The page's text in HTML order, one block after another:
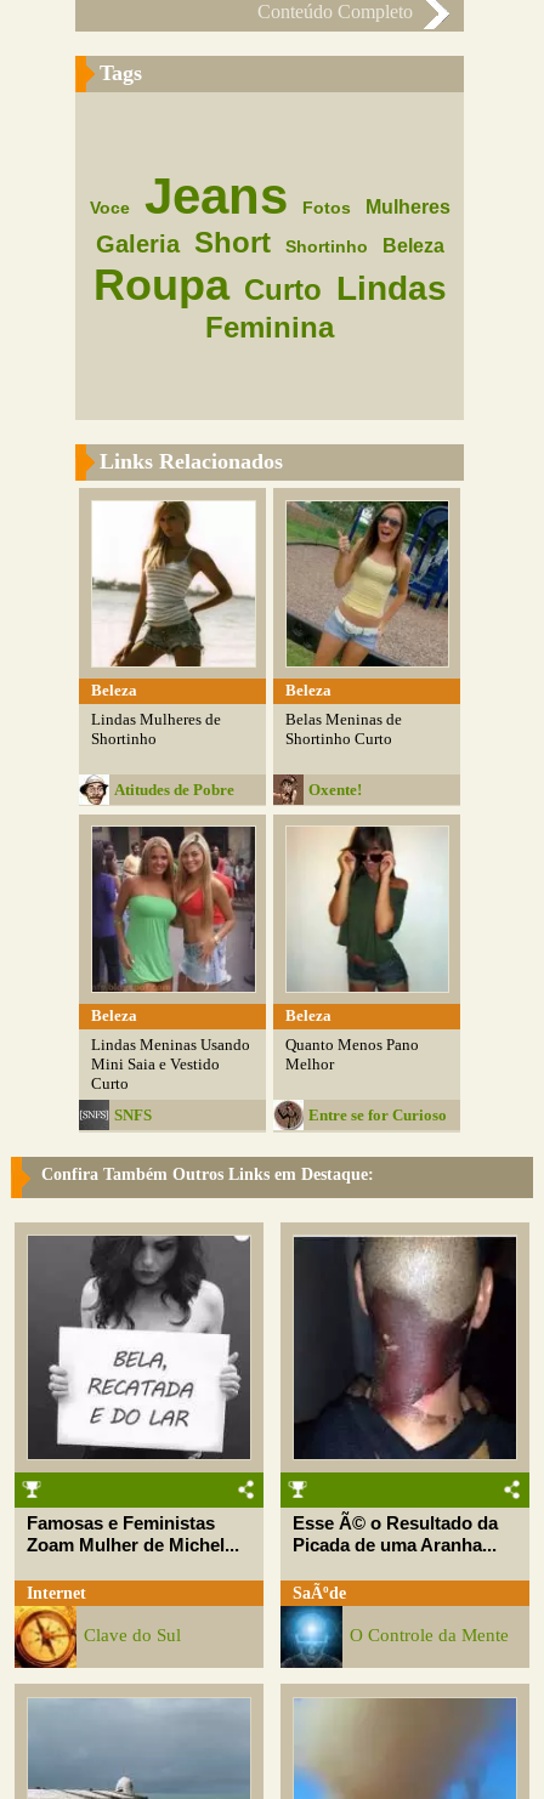
Conteúdo Completo
Tags
Voce Jeans Fotos Mulheres
Galeria Short Shortinho Beleza
Roupa Curto Lindas
Feminina
Links Relacionados
Beleza
Lindas Mulheres de
Shortinho
Atitudes de Pobre
Beleza
Belas Meninas de
Shortinho Curto
Oxente!
Beleza
Lindas Meninas Usando
Mini Saia e Vestido
Curto
SNFS
Beleza
Quanto Menos Pano
Melhor
Entre se for Curioso
Confira Também Outros Links em Destaque:
Famosas e Feministas
Zoam Mulher de Michel...
Internet
Clave do Sul
Esse Ã© o Resultado da
Picada de uma Aranha...
SaÃºde
O Controle da Mente